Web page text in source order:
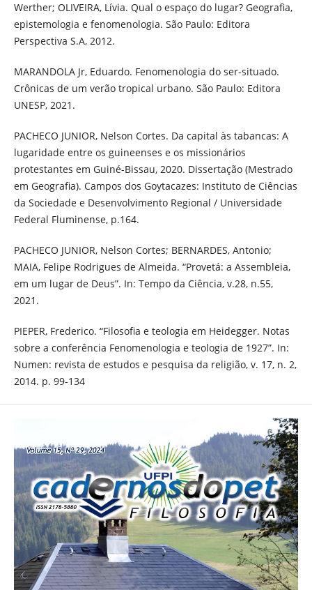
Werther; OLIVEIRA, Lívia. Qual o espaço do lugar? Geografia,
epistemologia e fenomenologia. São Paulo: Editora
Perspectiva S.A, 2012.
MARANDOLA Jr, Eduardo. Fenomenologia do ser-situado.
Crônicas de um verão tropical urbano. São Paulo: Editora
UNESP, 2021.
PACHECO JUNIOR, Nelson Cortes. Da capital às tabancas: A
lugaridade entre os guineenses e os missionários
protestantes em Guiné-Bissau, 2020. Dissertação (Mestrado
em Geografia). Campos dos Goytacazes: Instituto de Ciências
da Sociedade e Desenvolvimento Regional / Universidade
Federal Fluminense, p.164.
PACHECO JUNIOR, Nelson Cortes; BERNARDES, Antonio;
MAIA, Felipe Rodrigues de Almeida. “Provetá: a Assembleia,
em um lugar de Deus”. In: Tempo da Ciência, v.28, n.55,
2021.
PIEPER, Frederico. “Filosofia e teologia em Heidegger. Notas
sobre a conferência Fenomenologia e teologia de 1927”. In:
Numen: revista de estudos e pesquisa da religião, v. 17, n. 2,
2014. p. 99-134